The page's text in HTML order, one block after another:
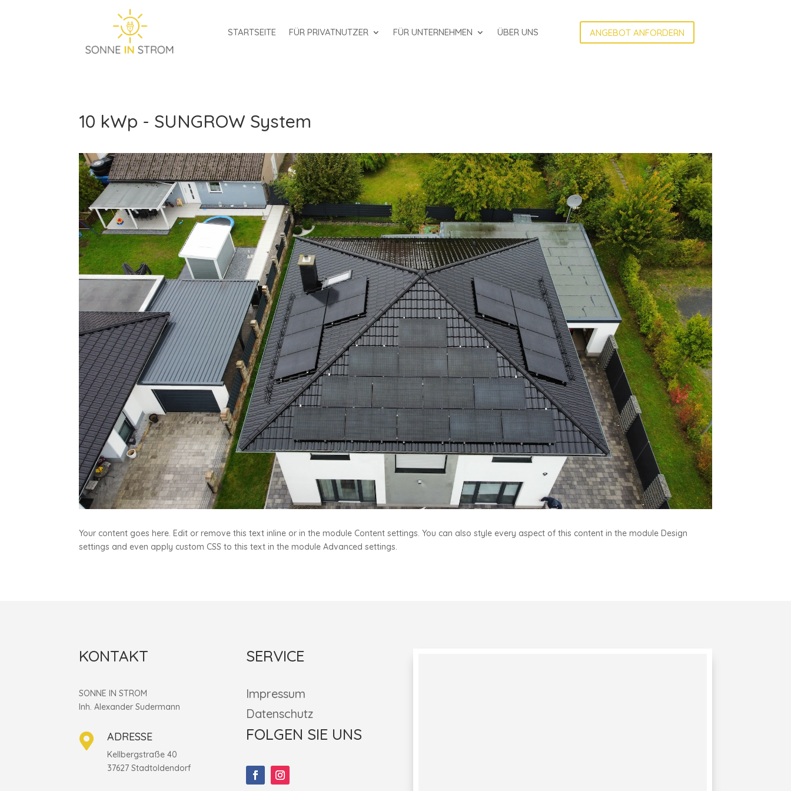
STARTSEITE FÜR PRIVATNUTZER FÜR UNTERNEHMEN ÜBER UNS ANGEBOT ANFORDERN
10 kWp - SUNGROW System
Your content goes here. Edit or remove this text inline or in the module Content settings. You can also style every aspect of this content in the module Design
settings and even apply custom CSS to this text in the module Advanced settings.
KONTAKT
SONNE IN STROM
Inh. Alexander Sudermann
 ADRESSE
Kellbergstraße 40
37627 Stadtoldendorf
SERVICE
Impressum
Datenschutz
FOLGEN SIE UNS